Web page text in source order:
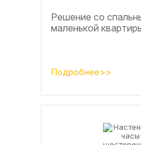
Решение со
маленькой
Подробнее>>